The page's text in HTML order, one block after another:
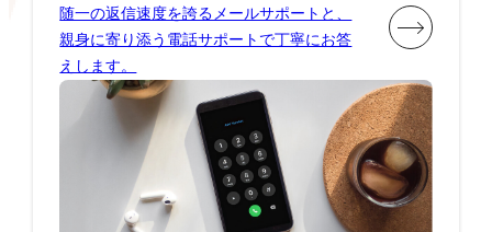
随一の返信速度を誇るメールサポートと、
親身に寄り添う電話サポートで丁寧にお答
えします。